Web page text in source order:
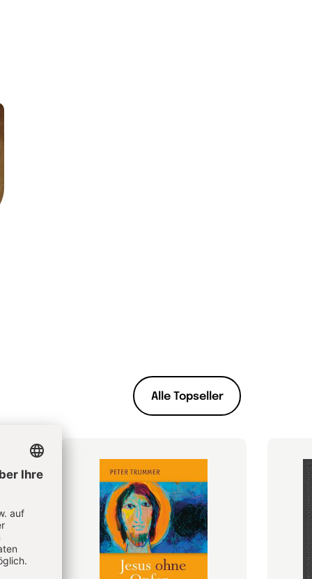
Alle Topseller